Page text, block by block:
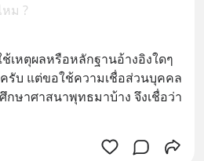
ม ?
เหตุผลหรือหลักฐานอ้างอิงใดๆ
รับ แต่ขอใช้ความเชื่อส่วนบุคคล
ษาศาสนาพุทธมาบ้าง จึงเชื่อว่า